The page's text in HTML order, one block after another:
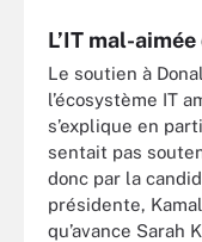
L’IT mal-
Le soutien à
l’écosystème IT
s’explique en
sentait pas
donc par la
présidente,
qu’avance Sarah